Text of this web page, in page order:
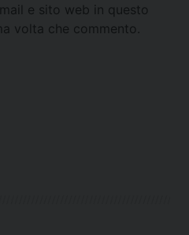
e sito web in questo
volta che commento.